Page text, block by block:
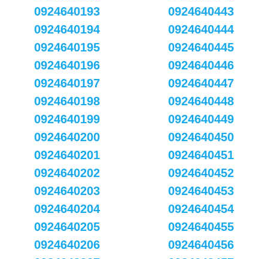
0924640193
0924640194
0924640195
0924640196
0924640197
0924640198
0924640199
0924640200
0924640201
0924640202
0924640203
0924640204
0924640205
0924640206
0924640443
0924640444
0924640445
0924640446
0924640447
0924640448
0924640449
0924640450
0924640451
0924640452
0924640453
0924640454
0924640455
0924640456